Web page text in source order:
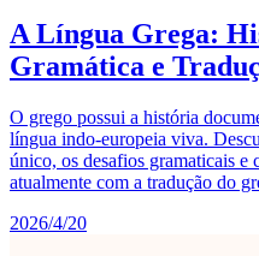
A Língua Grega:
Gramática e
O grego possui a história
língua indo-europeia viva.
único, os desafios gramaticais
atualmente com a tradução do
2026/4/20